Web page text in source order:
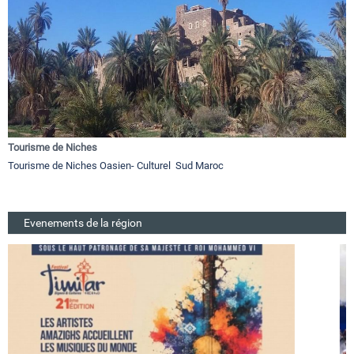
Tourisme de Niches
Tourisme de Niches Oasien- Culturel Sud Maroc
Evenements de la région